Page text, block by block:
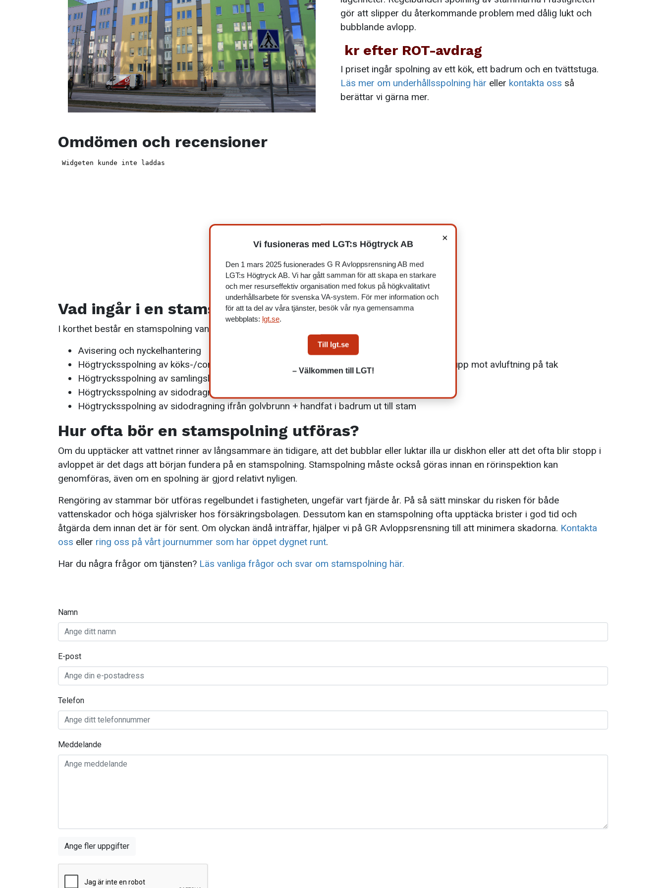
gör att slipper du återkommande problem med dålig lukt och
bubblande avlopp.
kr efter ROT-avdrag
I priset ingår spolning av ett kök, ett badrum och en tvättstuga.
Läs mer om underhållsspolning här eller kontakta oss så
berättar vi gärna mer.
Omdömen och recensioner
Vad ingår i en stamspolning?
I korthet består en stamspolning vanligtvis av:
Avisering och nyckelhantering
Högtrycksspolning av köks-/combistammar ifrån rens i källare ut till samlingsledning samt upp mot avluftning på tak
Högtrycksspolning av samlingsledning i källare ut till kommunal anslutning
Högtrycksspolning av sidodragning ifrån kök ut till stam
Högtrycksspolning av sidodragning ifrån golvbrunn + handfat i badrum ut till stam
Hur ofta bör en stamspolning utföras?
Om du upptäcker att vattnet rinner av långsammare än tidigare, att det bubblar eller luktar illa ur diskhon eller att det ofta blir stopp i
avloppet är det dags att början fundera på en stamspolning. Stamspolning måste också göras innan en rörinspektion kan
genomföras, även om en spolning är gjord relativt nyligen.
Rengöring av stammar bör utföras regelbundet i fastigheten, ungefär vart fjärde år. På så sätt minskar du risken för både
vattenskador och höga självrisker hos försäkringsbolagen. Dessutom kan en stamspolning ofta upptäcka brister i god tid och
åtgärda dem innan det är för sent. Om olyckan ändå inträffar, hjälper vi på GR Avloppsrensning till att minimera skadorna. Kontakta
oss eller ring oss på vårt journummer som har öppet dygnet runt.
Har du några frågor om tjänsten? Läs vanliga frågor och svar om stamspolning här.
Namn
E-post
Telefon
Meddelande
Ange fler uppgifter
×
Vi fusioneras med LGT:s Högtryck AB
Den 1 mars 2025 fusionerades G R Avloppsrensning AB med
LGT:s Högtryck AB. Vi har gått samman för att skapa en starkare
och mer resurseffektiv organisation med fokus på högkvalitativt
underhållsarbete för svenska VA-system. För mer information och
för att ta del av våra tjänster, besök vår nya gemensamma
webbplats: lgt.se.
Till lgt.se
– Välkommen till LGT!